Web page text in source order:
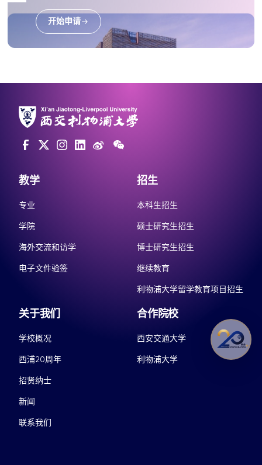
开始申请
教学
专业
学院
海外交流和访学
电子文件验签
招生
本科生招生
硕士研究生招生
博士研究生招生
继续教育
利物浦大学留学教育项目招生
关于我们
学校概况
西浦20周年
招贤纳士
新闻
联系我们
合作院校
西安交通大学
利物浦大学